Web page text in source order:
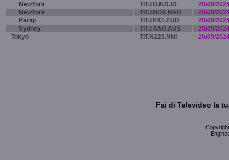
NewYork
TIT.I:DJI.DJD
20/09/
NewYork
TIT.I:NDX.NAD
20/09/
Parigi
TIT.I:PX1.EUD
20/09/
Sydney
TIT.I:XAO.AUS
20/09/
Tokyo
TIT.N225.NNI 20/09/
Fai di Televideo la